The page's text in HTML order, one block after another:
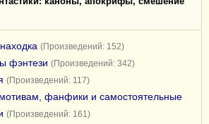
(Произведений: 152)
фэнтези (Произведений: 342)
(Произведений: 117)
фанфики и самостоятельные
(Произведений: 161)